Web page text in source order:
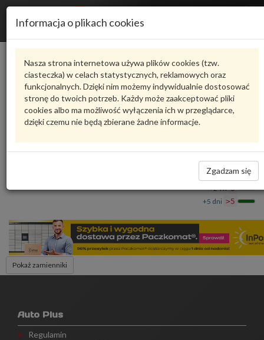
Informacja o plikach cookies
Nasza strona internetowa używa plików cookies (tzw.
ciasteczka) w celach statystycznych, reklamowych oraz
funkcjonalnych. Dzięki nim możemy indywidualnie dostosować
stronę do twoich potrzeb. Każdy może zaakceptować pliki
cookies albo ma możliwość wyłączenia ich w przeglądarce,
dzięki czemu nie będą zbierane żadne informacje.
Zgadzam się
Karta produktu
5JA809909VAG
VAG - produkt oryginalny VW AUDI SEAT SKODA
Klapka wlewu paliwa 5JA809909 VAG
191,11 zł
Dostępność
Wrocław 0
+24 h 3
+5 dni >5
Pokaż zamienniki
Auto Plus
Regulamin